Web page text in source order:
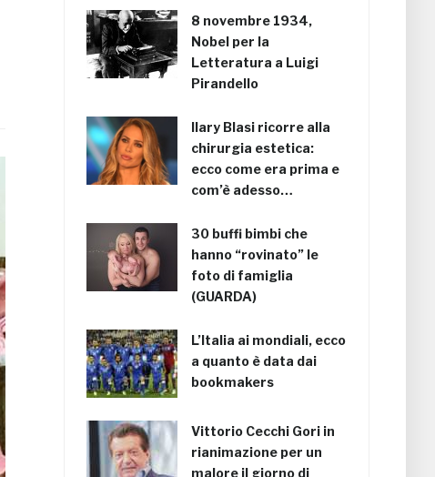
8 novembre 1934,
Nobel per la
Letteratura a Luigi
Pirandello
Ilary Blasi ricorre alla
chirurgia estetica:
ecco come era prima e
com’è adesso…
30 buffi bimbi che
hanno “rovinato” le
foto di famiglia
(GUARDA)
L’Italia ai mondiali, ecco
a quanto è data dai
bookmakers
Vittorio Cecchi Gori in
rianimazione per un
malore il giorno di